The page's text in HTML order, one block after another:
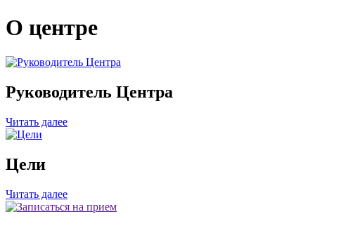
О центре
Руководитель Центра
Читать далее
Цели
Читать далее